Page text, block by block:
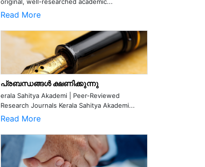
Read More
പ്രബന്ധങ്ങൾ ക്ഷണിക്കുന്നു
erala Sahitya Akademi | Peer-Reviewed
Research Journals Kerala Sahitya Akademi...
Read More